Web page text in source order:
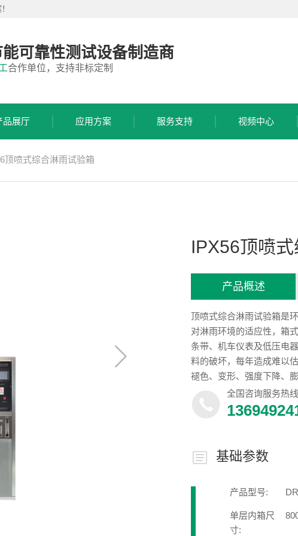
能可靠性测试设备制造商
合作单位，支持非标定制
品展厅 应用方案 服务支持 视频中心
顶喷式综合淋雨试验箱
IPX56顶喷
产品概述
顶喷式综合淋雨试验箱是
对淋雨环境的适应性，箱
条带、机车仪表及低压电
料的破坏，每年造成难以
褪色、变形、强度下降、
而极易酿成火灾。因此针
可少的一道关键程序
全国咨询服务热线
基础参数
产品型号:
单层内箱尺
寸: